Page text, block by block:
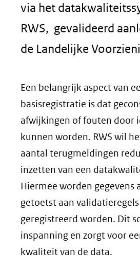
via het
RWS, gevalideerd
de Landelijke
Een belangrijk aspect van
basisregistratie is dat
afwijkingen of fouten door
kunnen worden. RWS wil
aantal terugmeldingen
inzetten van een
Hiermee worden gegevens
getoetst aan
geregistreerd worden. Dit
inspanning en zorgt voor
kwaliteit van de data.